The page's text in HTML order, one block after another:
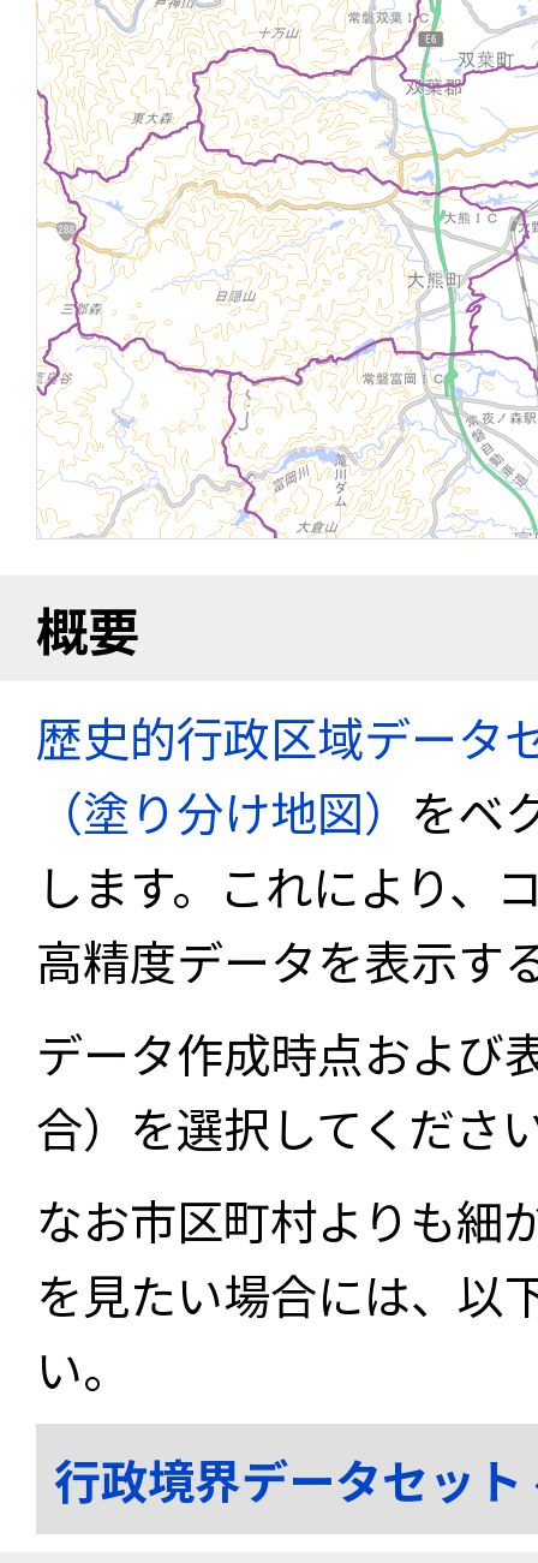
概要
歴史的行政区域データ
（塗り分け地図） をベ
します。これにより、
高精度データを表示す
データ作成時点および
合）を選択してくださ
なお市区町村よりも細
を見たい場合には、以
い。
行政境界データセッ